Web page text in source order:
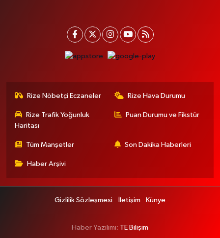
Rize Nöbetçi Eczaneler Rize Hava Durumu
Rize Trafik Yoğunluk
Haritası
Puan Durumu ve Fikstür
Tüm Manşetler Son Dakika Haberleri
Haber Arşivi
Gizlilik Sözleşmesi İletişim Künye
Haber Yazılımı: TE Bilişim